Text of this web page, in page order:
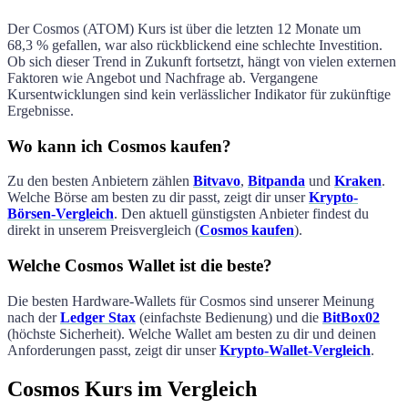
DerCosmos (ATOM) Kurs ist über die letzten 12 Monate um
68,3 % gefallen, war also rückblickend eine schlechte Investition.
Ob sich dieser Trend in Zukunft fortsetzt, hängt von vielen externen
Faktoren wie Angebot und Nachfrage ab. Vergangene
Kursentwicklungen sind kein verlässlicher Indikator für zukünftige
Ergebnisse.
Wo kann ich Cosmos kaufen?
Zu den besten Anbietern zählen Bitvavo, Bitpanda und Kraken.
Welche Börse am besten zu dir passt, zeigt dir unser Krypto-
Börsen-Vergleich. Den aktuell günstigsten Anbieter findest du
direkt in unserem Preisvergleich (Cosmos kaufen).
Welche Cosmos Wallet ist die beste?
Die besten Hardware-Wallets fürCosmos sind unserer Meinung
nach derLedger Stax (einfachste Bedienung) und die BitBox02
(höchste Sicherheit). Welche Wallet am besten zu dir und deinen
Anforderungen passt, zeigt dir unser Krypto-Wallet-Vergleich.
Cosmos Kurs im Vergleich